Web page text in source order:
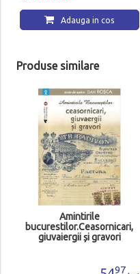
Adauga in cos
Produse similare
Amintirile
bucurestilor.Ceasornicari,
giuvaiergii și gravori
97